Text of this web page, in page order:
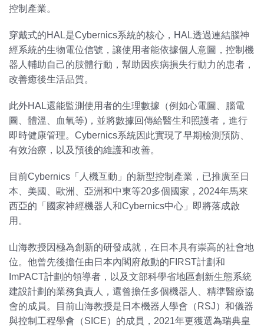
控制產業。
穿戴式的HAL是Cybernics系統的核心，HAL透過連結腦神
經系統的生物電位信號，讓使用者能依據個人意圖，控制機
器人輔助自己的肢體行動，幫助因疾病損失行動力的患者，
改善癒後生活品質。
此外HAL還能監測使用者的生理數據（例如心電圖、腦電
圖、體溫、血氧等)，並將數據回傳給醫生和照護者，進行
即時健康管理。Cybernics系統因此實現了早期檢測預防、
有效治療，以及預後的維護和改善。
目前Cybernics「人機互動」的新型控制產業，已推廣至日
本、美國、歐洲、亞洲和中東等20多個國家，2024年馬來
西亞的「國家神經機器人和Cybernics中心」即將落成啟
用。
山海教授因極為創新的研發成就，在日本具有崇高的社會地
位。他曾先後擔任由日本內閣府啟動的FIRST計劃和
ImPACT計劃的領導者，以及文部科學省地區創新生態系統
建設計劃的業務負責人，還曾擔任多個機器人、精準醫療協
會的成員。目前山海教授是日本機器人學會（RSJ）和儀器
與控制工程學會（SICE）的成員，2021年更獲選為瑞典皇